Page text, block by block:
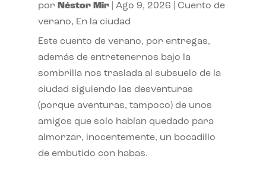
por Néstor Mir| Ago 9, 2026
Cuento de
verano, En la ciudad
Este cuento de verano, por entregas,
además de entretenernos bajo la
sombrilla nos traslada al subsuelo de la
ciudad siguiendo las desventuras
(porque aventuras, tampoco) de unos
amigos que solo habían quedado para
almorzar, inocentemente, un bocadillo
de embutido con habas.